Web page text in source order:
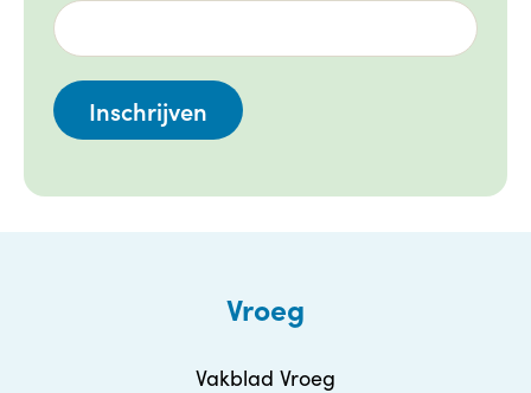
Vroeg
Vakblad Vroeg